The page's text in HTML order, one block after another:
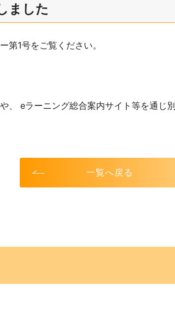
ました
第1号をご覧ください。
、 eラーニング総合案内サイト等を通じ
一覧へ戻る